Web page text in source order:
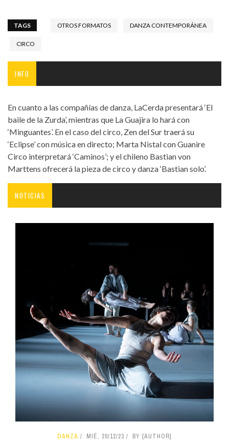
TAGS OTROS FORMATOS DANZA CONTEMPORÁNEA
CIRCO
INFO
En cuanto a las compañías de danza, LaCerda presentará ‘El
baile de la Zurda’, mientras que La Guajira lo hará con
‘Minguantes’. En el caso del circo, Zen del Sur traerá su
‘Eclipse’ con música en directo; Marta Nistal con Guanire
Circo interpretará ‘Caminos’; y el chileno Bastian von
Marttens ofrecerá la pieza de circo y danza ‘Bastian solo’.
NOTICIAS
DANZA MIÉ, 20/12/23 BY [AUTHOR]